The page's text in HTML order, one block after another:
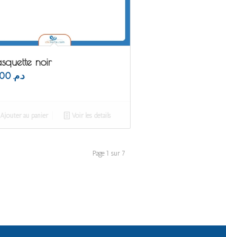
noir
د.م. 22.00
Ajouter au panier Voir les détails
Page 1 sur 7